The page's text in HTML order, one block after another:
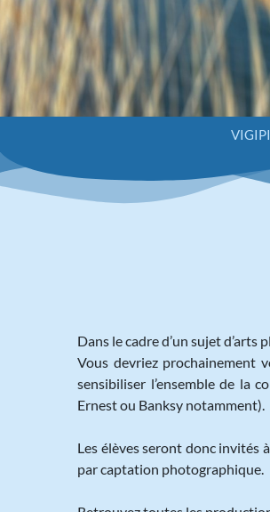
Dans le cadre d’un sujet
Vous devriez prochainement
sensibiliser l’ensemble de la
Ernest ou Banksy notamment).
Les élèves seront donc invités
par captation photographique.